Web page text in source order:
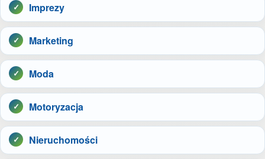
Imprezy
Marketing
Moda
Motoryzacja
Nieruchomości